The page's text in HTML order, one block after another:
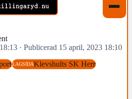
· Publicerad 15 april, 2023 18:10
LAGSIDAKlevshults SK Herr